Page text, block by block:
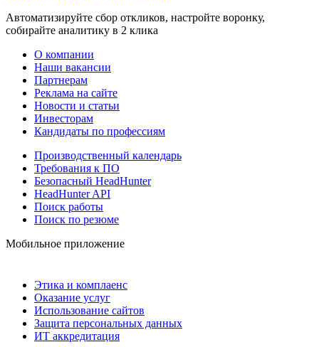
Автоматизируйте сбор откликов, настройте воронку,
собирайте аналитику в 2 клика
О компании
Наши вакансии
Партнерам
Реклама на сайте
Новости и статьи
Инвесторам
Кандидаты по профессиям
Производственный календарь
Требования к ПО
Безопасный HeadHunter
HeadHunter API
Поиск работы
Поиск по резюме
Мобильное приложение
Этика и комплаенс
Оказание услуг
Использование сайтов
Защита персональных данных
ИТ аккредитация